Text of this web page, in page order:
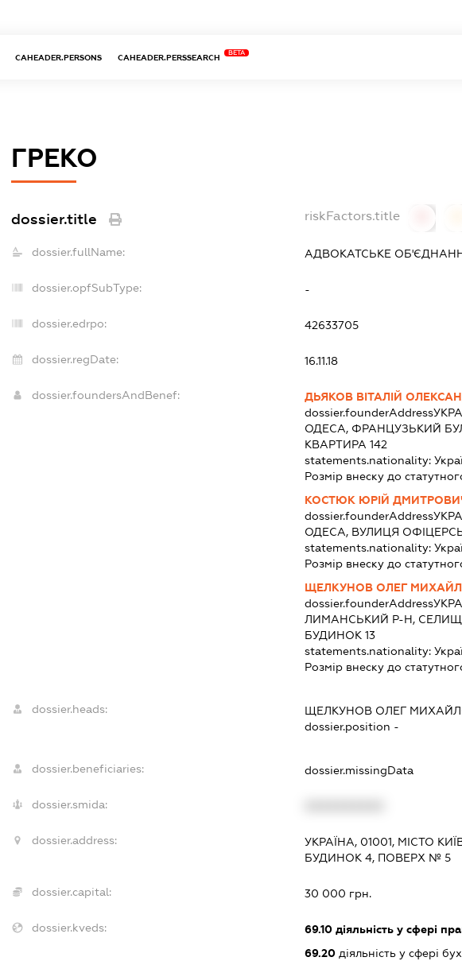
CAHEADER.PERSONS CAHEADER.PERSSEARCH
BETA
ГРЕКО
dossier.title riskFactors.title
dossier.fullName: АДВОКАТСЬКЕ
dossier.opfSubType: -
dossier.edrpo: 42633705
dossier.regDate: 16.11.18
dossier.foundersAndBenef:
ДЬЯКОВ ВІТАЛІЙ
dossier.founderAddress
ОДЕСА, ФРАНЦУЗЬКИЙ
КВАРТИРА 142
statements.nationality:
Розмір внеску до
КОСТЮК ЮРІЙ
dossier.founderAddress
ОДЕСА, ВУЛИЦЯ
statements.nationality:
Розмір внеску до
ЩЕЛКУНОВ ОЛЕГ
dossier.founderAddress
ЛИМАНСЬКИЙ Р-Н,
БУДИНОК 13
statements.nationality:
Розмір внеску до
dossier.heads: ЩЕЛКУНОВ ОЛЕГ
dossier.position -
dossier.beneficiaries: dossier.missingData
dossier.smida:
dossier.address:
УКРАЇНА, 01001, МІСТО
БУДИНОК 4, ПОВЕРХ № 5
dossier.capital: 30 000 грн.
dossier.kveds: 69.10 діяльність у сфері
69.20 діяльність у сфері